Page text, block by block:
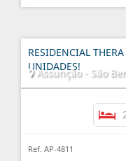
RESIDENCIAL
UNIDADES!
Assunção - São
Ref. AP-4811